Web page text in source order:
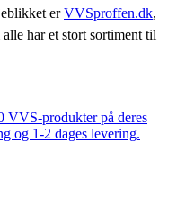
erVVSproffen.dk,
alle har et stort sortiment til
VVS-produkter på deres
og 1-2 dages levering.